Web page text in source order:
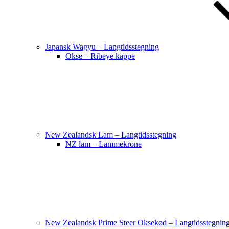
Japansk Wagyu – Langtidsstegning
Okse – Ribeye kappe
New Zealandsk Lam – Langtidsstegning
NZ lam – Lammekrone
New Zealandsk Prime Steer Oksekød –